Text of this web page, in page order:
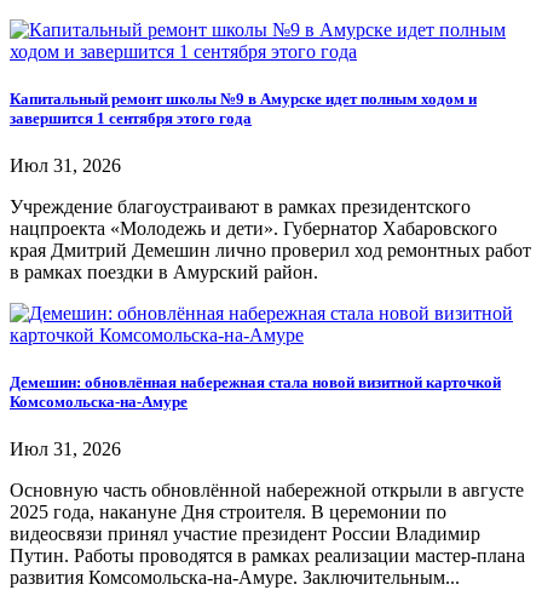
Капитальный ремонт школы №9 в Амурске идет полным ходом и
завершится 1 сентября этого года
Июл 31, 2026
Учреждение благоустраивают в рамках президентского
нацпроекта «Молодежь и дети». Губернатор Хабаровского
края Дмитрий Демешин лично проверил ход ремонтных работ
в рамках поездки в Амурский район.
Демешин: обновлённая набережная стала новой визитной карточкой
Комсомольска-на-Амуре
Июл 31, 2026
Основную часть обновлённой набережной открыли в августе
2025 года, накануне Дня строителя. В церемонии по
видеосвязи принял участие президент России Владимир
Путин. Работы проводятся в рамках реализации мастер-плана
развития Комсомольска-на-Амуре. Заключительным...